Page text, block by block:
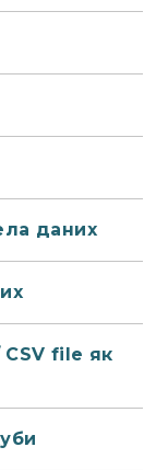
даних
file як